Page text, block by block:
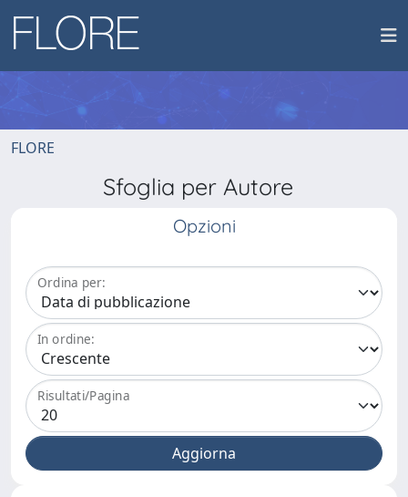
FLORE
Sfoglia per Autore
Opzioni
Ordina per:
In ordine:
Risultati/Pagina